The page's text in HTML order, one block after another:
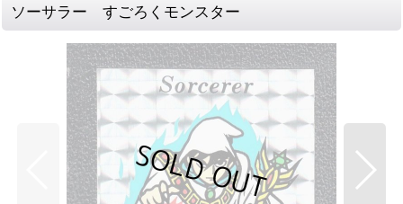
ソーサラー すごろくモンスター